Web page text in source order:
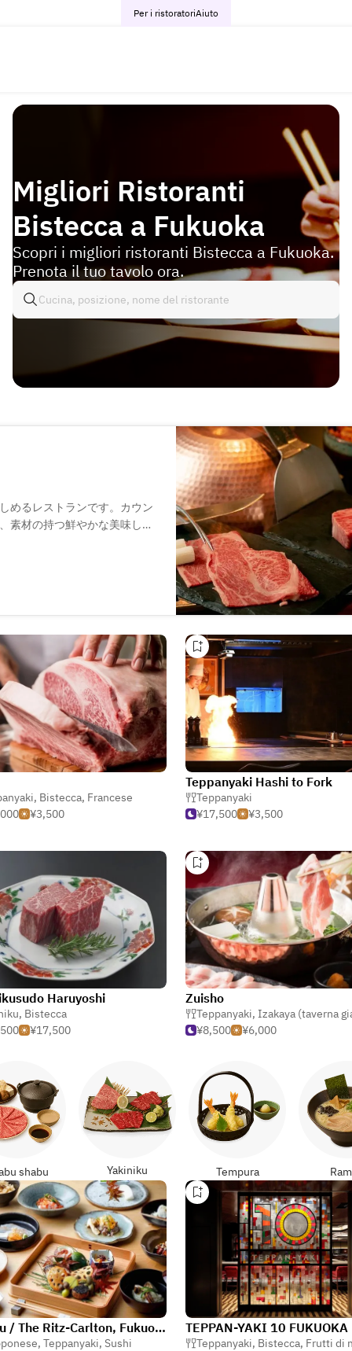
Per i ristoratoriAiuto
Migliori Ristoranti
Bistecca a Fukuoka
Scopri i migliori ristoranti Bistecca a Fukuoka.
Prenota il tuo tavolo ora.
めるレストランです。カウン
素材の持つ鮮やかな美味しさ
, Bistecca, Francese
¥3,500
Teppanyaki Hashi to Fork
Teppanyaki
¥17,500
¥3,500
Haruyoshi
, Bistecca
¥17,500
Zuisho
Teppanyaki, Izakaya (taverna
¥8,500
¥6,000
shabu Yakiniku Tempura
Genjyu / The Ritz-Carlton, Fukuoka
, Teppanyaki, Sushi
TEPPAN-YAKI 10 FUKUOKA
Teppanyaki, Bistecca, Frutti di